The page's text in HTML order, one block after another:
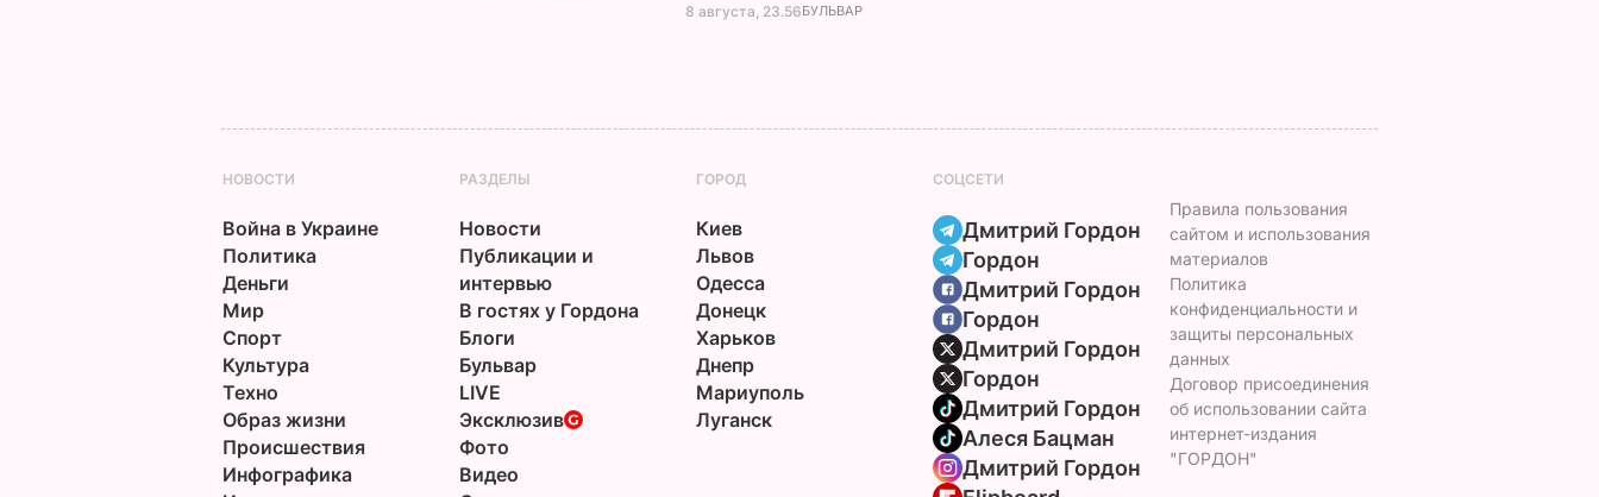
8 августа, 23.56БУЛЬВАР
НОВОСТИ
Война в Украине
Политика
Деньги
Мир
Спорт
Культура
Техно
Образ жизни
Происшествия
Инфографика
РАЗДЕЛЫ
Новости
Публикации и
интервью
В гостях у Гордона
Блоги
Бульвар
LIVE
Эксклюзив
Фото
Видео
ГОРОД
Киев
Львов
Одесса
Донецк
Харьков
Днепр
Мариуполь
Луганск
СОЦСЕТИ
Дмитрий Гордон
Гордон
Дмитрий Гордон
Гордон
Дмитрий Гордон
Гордон
Дмитрий Гордон
Алеся Бацман
Дмитрий Гордон
Правила пользования
сайтом и использования
материалов
Политика
конфиденциальности и
защиты персональных
данных
Договор присоединения
об использовании сайта
интернет-издания
"ГОРДОН"